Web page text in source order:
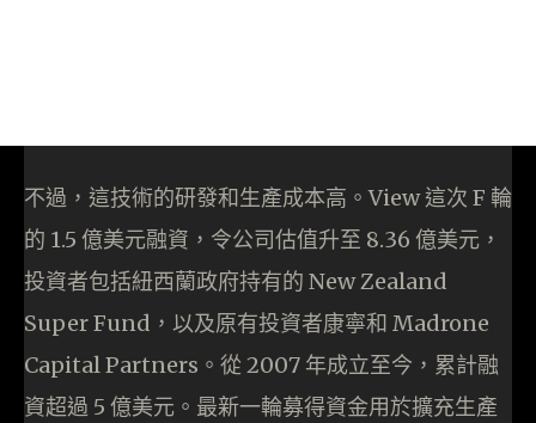
不過，這技術的研發和生產成本高。View 這次 F 輪
的 1.5 億美元融資，令公司估值升至 8.36 億美元，
投資者包括紐西蘭政府持有的 New Zealand
Super Fund，以及原有投資者康寧和 Madrone
Capital Partners。從 2007 年成立至今，累計融
資超過 5 億美元。最新一輪募得資金用於擴充生產